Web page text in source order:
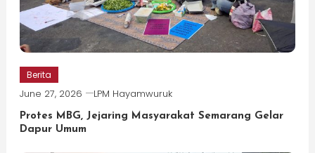
Berita
June 27, 2026 LPM Hayamwuruk
Protes MBG, Jejaring Masyarakat Semarang Gelar
Dapur Umum